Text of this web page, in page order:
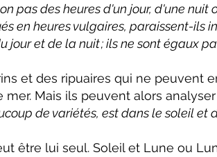
pas des heures d'un jour, d'une
en heures vulgaires, paraissent-ils
jour et de la nuit ; ils ne sont égaux
et des ripuaires qui ne peuvent
Mais ils peuvent alors
de variétés, est dans le soleil et
être lui seul. Soleil et Lune ou